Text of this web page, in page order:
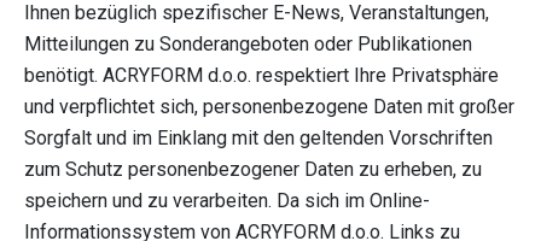
Ihnen bezüglich spezifischer E-News, Veranstaltungen,
Mitteilungen zu Sonderangeboten oder Publikationen
benötigt. ACRYFORM d.o.o. respektiert Ihre Privatsphäre
und verpflichtet sich, personenbezogene Daten mit großer
Sorgfalt und im Einklang mit den geltenden Vorschriften
zum Schutz personenbezogener Daten zu erheben, zu
speichern und zu verarbeiten. Da sich im Online-
Informationssystem von ACRYFORM d.o.o. Links zu